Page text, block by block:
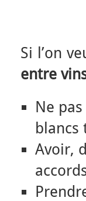
Si l’on
entre
Ne
blancs
Avoir,